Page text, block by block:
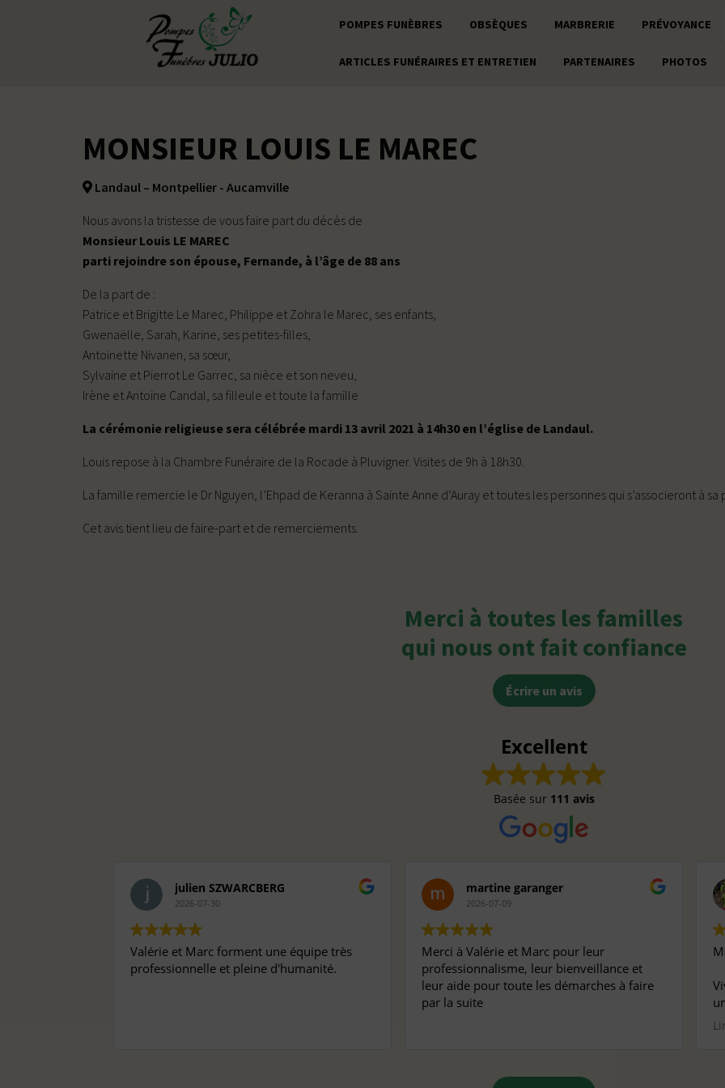
POMPES FUNÈBRES OBSÈQUES MARBRERIE PRÉVOYANCE
ARTICLES FUNÉRAIRES ET ENTRETIEN PARTENAIRES PHOTOS
MONSIEUR LOUIS LE MAREC
Landaul – Montpellier - Aucamville
Nous avons la tristesse de vous faire part du décès de
Monsieur Louis LE MAREC
parti rejoindre son épouse, Fernande, à l’âge de 88 ans
De la part de :
Patrice et Brigitte Le Marec, Philippe et Zohra le Marec, ses enfants,
Gwenaëlle, Sarah, Karine, ses petites-filles,
Antoinette Nivanen, sa sœur,
Sylvaine et Pierrot Le Garrec, sa nièce et son neveu,
Irène et Antoine Candal, sa filleule et toute la famille
La cérémonie religieuse sera célébrée mardi 13 avril 2021 à 14h30 en l’église de Landaul.
Louis repose à la Chambre Funéraire de la Rocade à Pluvigner. Visites de 9h à 18h30.
La famille remercie le Dr Nguyen, l’Ehpad de Keranna à Sainte Anne d’Auray et toutes les personnes qui s’associeront à sa
Cet avis tient lieu de faire-part et de remerciements.
Merci à toutes les familles
qui nous ont fait confiance
Écrire un avis
Excellent
Basée sur 111 avis
julien SZWARCBERG
2026-07-30
Valérie et Marc forment une équipe très
professionnelle et pleine d'humanité.
martine garanger
2026-07-09
Merci à Valérie et Marc pour leur
professionnalisme, leur bienveillance et
leur aide pour toute les démarches à faire
par la suite